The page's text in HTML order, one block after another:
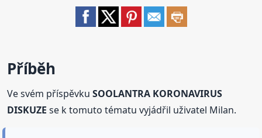
Příběh
Ve svém příspěvkuSOOLANTRA KORONAVIRUS
DISKUZE se k tomuto tématu vyjádřil uživatel Milan.